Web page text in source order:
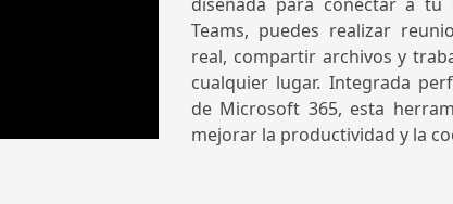
diseñada para conectar a tu
Teams, puedes realizar
real, compartir archivos y
cualquier lugar. Integrada
de Microsoft 365, esta
mejorar la productividad y la